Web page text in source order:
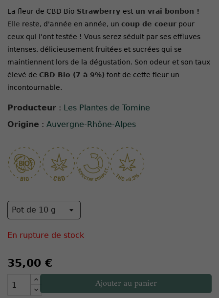
La fleur de CBD Bio Strawberry est un vrai bonbon !
Elle reste, d'année en année, un coup de coeur pour
ceux qui l'ont testée ! Vous serez séduit par ses effluves
intenses, délicieusement fruitées et sucrées qui se
maintiennent lors de la dégustation. Son odeur et son taux
élevé de CBD Bio (7 à 9%) font de cette fleur un
incontournable.
Producteur : Les Plantes de Tomine
Origine : Auvergne-Rhône-Alpes
En rupture de stock
35,00 €
Ajouter au panier